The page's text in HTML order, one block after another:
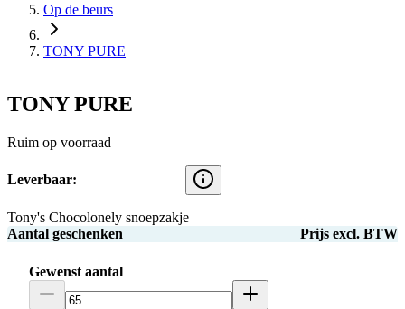
Op de beurs
TONY PURE
TONY PURE
Ruim op voorraad
Leverbaar:
Tony's Chocolonely snoepzakje
Aantal geschenken
Prijs excl. BTW
Gewenst aantal